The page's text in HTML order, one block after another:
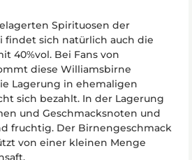
Spirituosen der
findet sich natürlich auch die
40%vol. Bei Fans von
diese Williamsbirne
Lagerung in ehemaligen
sich bezahlt. In der Lagerung
und Geschmacksnoten und
fruchtig. Der Birnengeschmack
von einer kleinen Menge